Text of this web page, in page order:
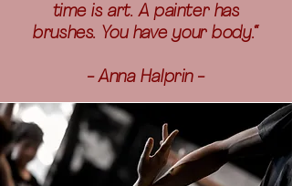
time is art. A painter has
brushes. You have your body.“
- Anna Halprin -